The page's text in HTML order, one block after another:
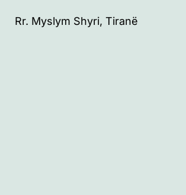
Rr. Myslym Shyri, Tiranë